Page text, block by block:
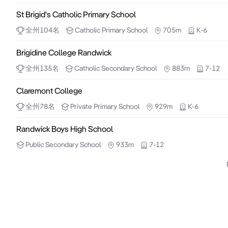
St Brigid's Catholic Primary School
全州 104名 Catholic Primary School 705m K-6
Brigidine College Randwick
全州 135名 CatholicSecondary School 883m 7-12
Claremont College
全州 78名 Private Primary School 929m K-6
Randwick Boys High School
PublicSecondary School 933m 7-12